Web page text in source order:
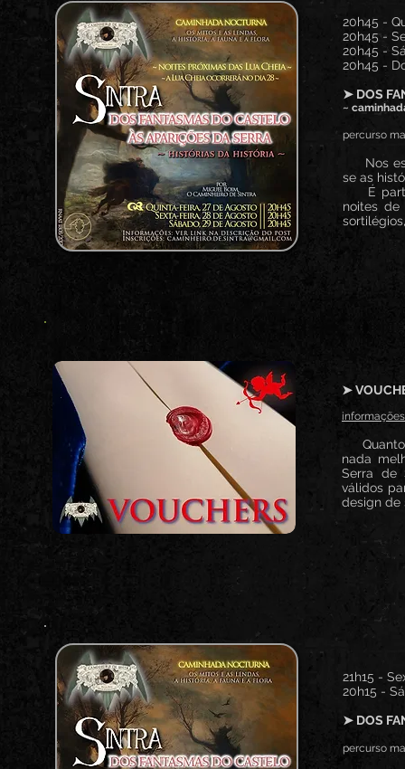
20h45 -
20h45 -
20h45 -
20h45 -
➤ DOS
~
percurso
Nos
se as
É
noites de
➤
informações
Quanto
nada
Serra de
válidos
design de
21h15 -
20h15 -
➤ DOS
percurso